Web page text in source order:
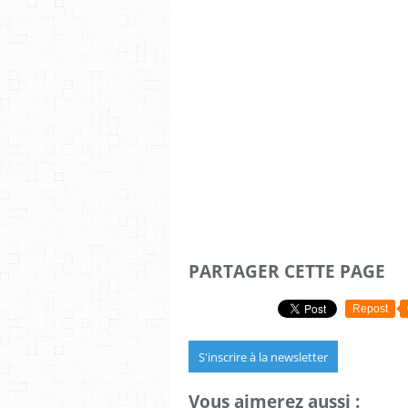
PARTAGER CETTE PAGE
Repost
S'inscrire à la newsletter
Vous aimerez aussi :